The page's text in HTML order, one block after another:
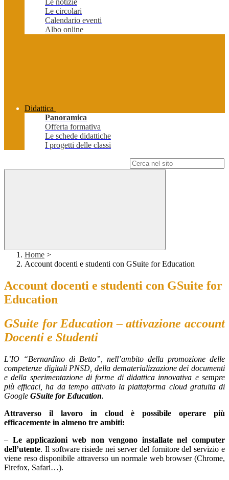
Le notizie
Le circolari
Calendario eventi
Albo online
Didattica
Panoramica
Offerta formativa
Le schede didattiche
I progetti delle classi
Home >
Account docenti e studenti con GSuite for Education
Account docenti e studenti con GSuite for
Education
GSuite for Education – attivazione account
Docenti e Studenti
L’IO “Bernardino di Betto”, nell’ambito della promozione delle
competenze digitali PNSD, della dematerializzazione dei documenti
e della sperimentazione di forme di didattica innovativa e sempre
più efficaci, ha da tempo attivato la piattaforma cloud gratuita di
Google GSuite for Education.
Attraverso il lavoro in cloud è possibile operare più
efficacemente in almeno tre ambiti:
– Le applicazioni web non vengono installate nel computer
dell’utente. Il software risiede nei server del fornitore del servizio e
viene reso disponibile attraverso un normale web browser (Chrome,
Firefox, Safari…).